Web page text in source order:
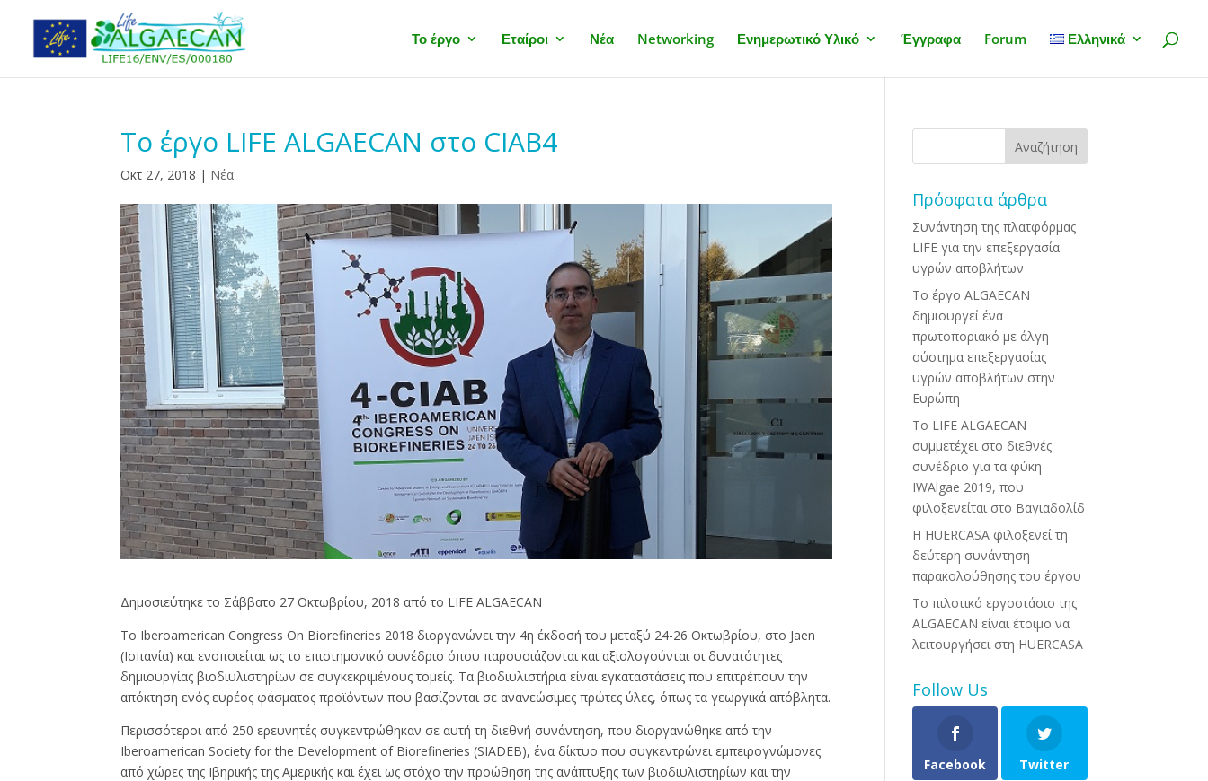
Το έργο Εταίροι Νέα Networking Ενημερωτικό Υλικό Έγγραφα Forum Ελληνικά
Το έργο LIFE ALGAECAN στο CIAB4
Οκτ 27, 2018 | Νέα
Δημοσιεύτηκε το Σάββατο 27 Οκτωβρίου, 2018 από το LIFE ALGAECAN
Το Iberoamerican Congress On Biorefineries 2018 διοργανώνει την 4η έκδοσή του μεταξύ 24-26 Οκτωβρίου, στο Jaen
(Ισπανία) και ενοποιείται ως το επιστημονικό συνέδριο όπου παρουσιάζονται και αξιολογούνται οι δυνατότητες
δημιουργίας βιοδιυλιστηρίων σε συγκεκριμένους τομείς. Τα βιοδιυλιστήρια είναι εγκαταστάσεις που επιτρέπουν την
απόκτηση ενός ευρέος φάσματος προϊόντων που βασίζονται σε ανανεώσιμες πρώτες ύλες, όπως τα γεωργικά απόβλητα.
Περισσότεροι από 250 ερευνητές συγκεντρώθηκαν σε αυτή τη διεθνή συνάντηση, που διοργανώθηκε από την
Iberoamerican Society for the Development of Biorefineries (SIADEB), ένα δίκτυο που συγκεντρώνει εμπειρογνώμονες
από χώρες της Ιβηρικής της Αμερικής και έχει ως στόχο την προώθηση της ανάπτυξης των βιοδιυλιστηρίων και την
Πρόσφατα άρθρα
Συνάντηση της πλατφόρμας
LIFE για την επεξεργασία
υγρών αποβλήτων
Το έργο ALGAECAN
δημιουργεί ένα
πρωτοποριακό με άλγη
σύστημα επεξεργασίας
υγρών αποβλήτων στην
Ευρώπη
Το LIFE ALGAECAN
συμμετέχει στο διεθνές
συνέδριο για τα φύκη
IWAlgae 2019, που
φιλοξενείται στο Βαγιαδολίδ
Η HUERCASA φιλοξενεί τη
δεύτερη συνάντηση
παρακολούθησης του έργου
Το πιλοτικό εργοστάσιο της
ALGAECAN είναι έτοιμο να
λειτουργήσει στη HUERCASA
Follow Us
Facebook Twitter